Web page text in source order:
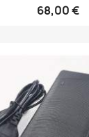
68,00 €